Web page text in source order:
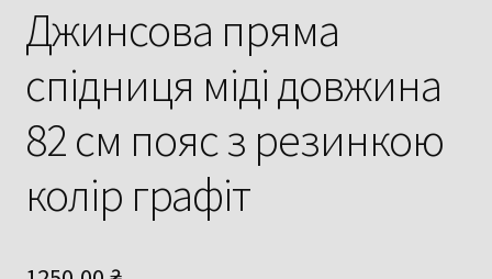
Джинсова пряма
спідниця міді довжина
82 см пояс з резинкою
колір графіт